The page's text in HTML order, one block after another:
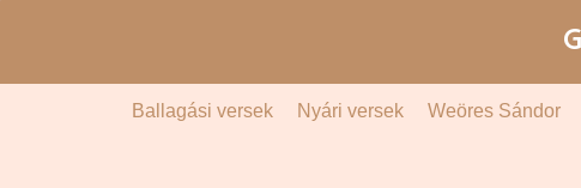
Ballagási versek Nyári versek Weöres Sándor